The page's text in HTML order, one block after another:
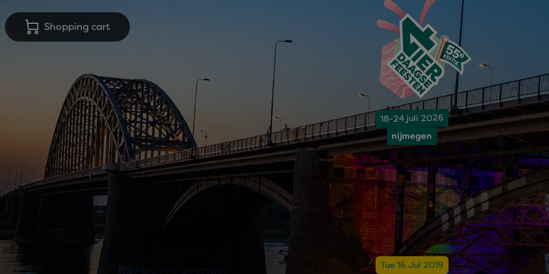
Shopping cart
18-24 juli 2026
nijmegen
Tue 16 Jul 2019